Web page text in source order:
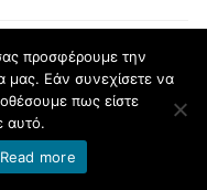
προσφέρουμε την
μας. Εάν συνεχίσετε να
πως είστε
αυτό.
Read more